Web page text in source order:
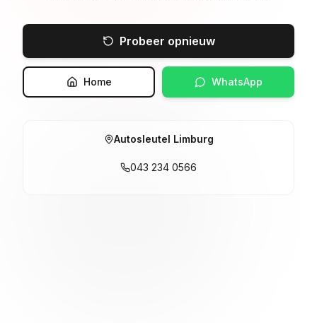
Probeer opnieuw
Home WhatsApp
Autosleutel Limburg
043 234 0566